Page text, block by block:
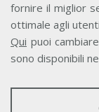
fornire il miglior
ottimale agli
Qui puoi
sono disponibili
STATISTICHE
Accesso Aderenti
Accesso Consulta
Accesso Team